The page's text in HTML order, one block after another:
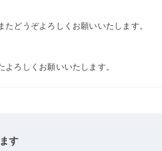
どうぞよろしくお願いいたします。
ろしくお願いいたします。
す